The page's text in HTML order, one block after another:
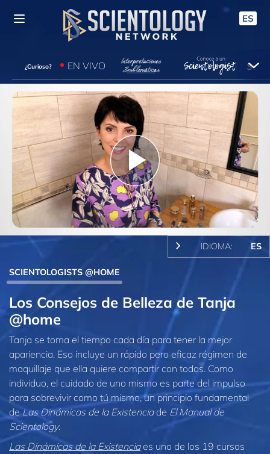
ES
¿Curioso? EN VIVO
Play
Video
IDIOMA: ES
SCIENTOLOGISTS @HOME
Los Consejos de Belleza de Tanja
@home
Tanja se toma el tiempo cada día para tener la mejor
apariencia. Eso incluye un rápido pero eficaz régimen de
maquillaje que ella quiere compartir con todos. Como
individuo, el cuidado de uno mismo es parte del impulso
para sobrevivir como tú mismo, un principio fundamental
deLas Dinámicas de la Existenciade El Manual de
Scientology.
Las Dinámicas de la Existenciaes uno de los 19 cursos